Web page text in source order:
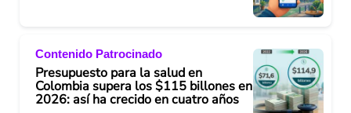
Contenido Patrocinado
Presupuesto para la salud en
Colombia supera los $115 billones en
2026: así ha crecido en cuatro años